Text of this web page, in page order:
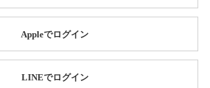
Appleでログイン
LINEでログイン